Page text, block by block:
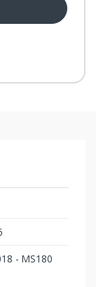
- MS180